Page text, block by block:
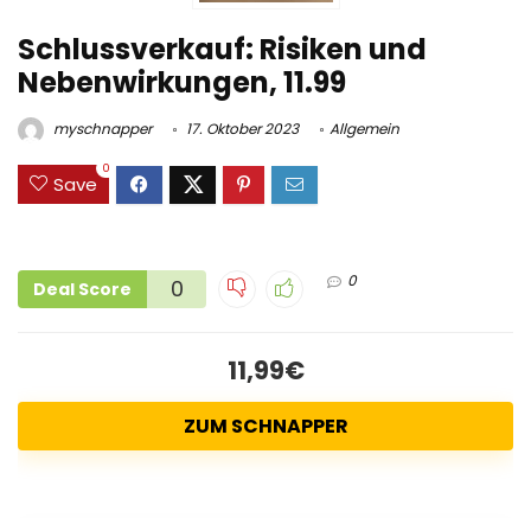
Schlussverkauf: Risiken und
Nebenwirkungen, 11.99
myschnapper 17. Oktober 2023 Allgemein
Save
0
Deal Score 0 0
11,99€
ZUM SCHNAPPER